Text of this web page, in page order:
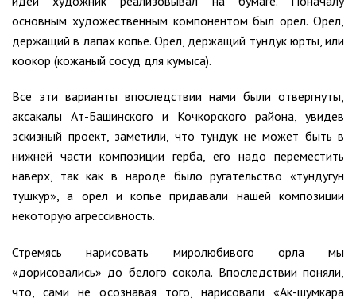
основным художественным компонентом был орел. Орел,
держащий в лапах копье. Орел, держащий тундук юрты, или
коокор (кожаный сосуд для кумыса).
Все эти варианты впоследствии нами были отвергнуты,
аксакалы Ат-Башинского и Кочкорского района, увидев
эскизный проект, заметили, что тундук не может быть в
нижней части композиции герба, его надо переместить
наверх, так как в народе было ругательство «тундугун
тушкур», а орел и копье придавали нашей композиции
некоторую агрессивность.
Стремясь нарисовать миролюбивого орла мы
«дорисовались» до белого сокола. Впоследствии поняли,
что, сами не осознавая того, нарисовали «Ак-шумкара